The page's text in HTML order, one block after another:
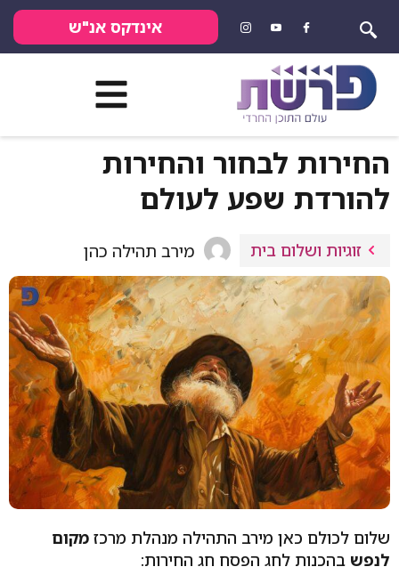
אינדקס אנ"ש
החירות לבחור והחירות
להורדת שפע לעולם
זוגיות ושלום בית מירב תהילה כהן
שלום לכולם כאן מירב התהילה מנהלת מרכז מקום
לנפש בהכנות לחג הפסח חג החירות: